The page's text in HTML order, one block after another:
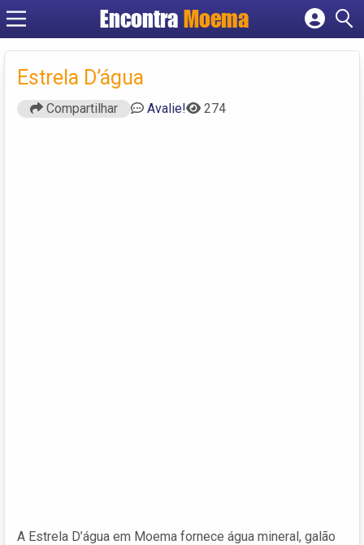
Encontra Moema
Estrela D’água
Compartilhar Avalie! 274
A Estrela D’água em Moema fornece água mineral, galão